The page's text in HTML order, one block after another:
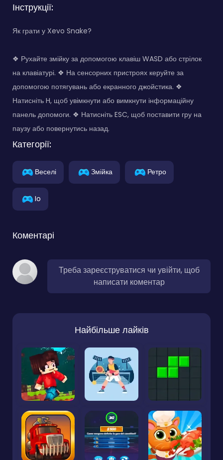
Інструкції:
Як грати у Xevo Snake?
❖ Рухайте змійку за допомогою клавіш WASD або стрілок
на клавіатурі. ❖ На сенсорних пристроях керуйте за
допомогою потягувань або екранного джойстика. ❖
Натисніть H, щоб увімкнути або вимкнути інформаційну
панель допомоги. ❖ Натисніть ESC, щоб поставити гру на
паузу або повернутись назад.
Категорії:
Веселі Змійка Ретро
Io
Коментарі
Треба зареєструватися чи увійти, щоб
написати коментар
Найбільше лайків